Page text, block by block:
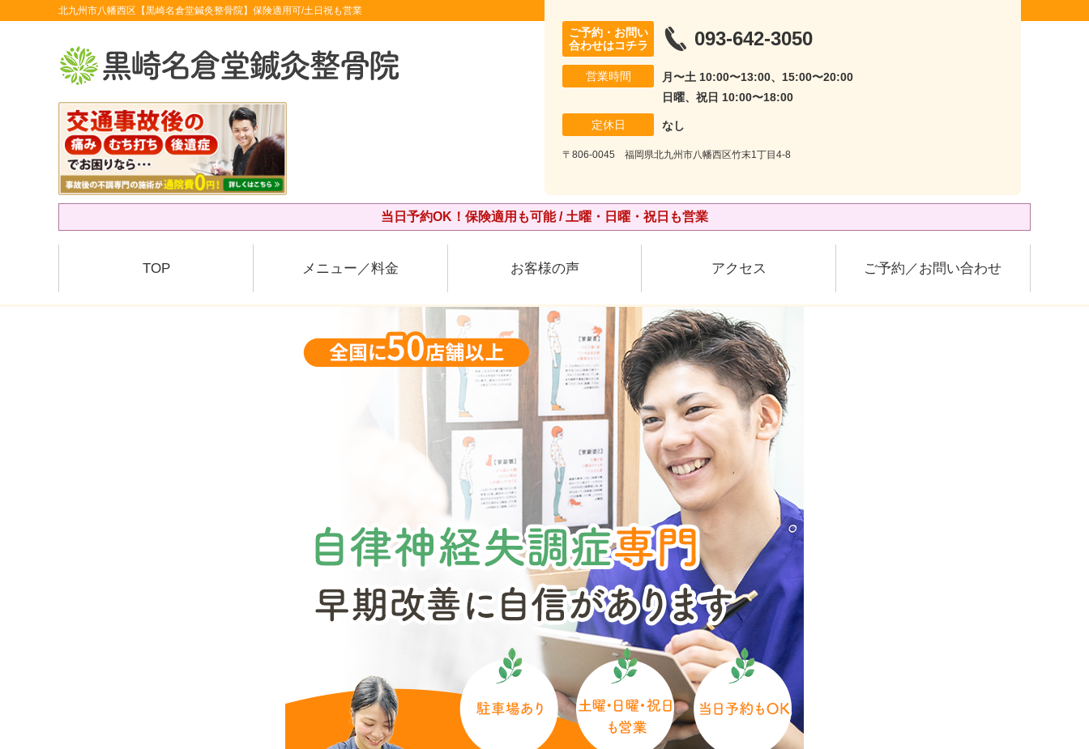
北九州市八幡西区【黒崎名倉堂鍼灸整骨院】保険適用可/土日祝も営業
ご予約・お問い
合わせはコチラ
093-642-3050
営業時間
月〜土 10:00〜13:00、15:00〜20:00
日曜、祝日 10:00〜18:00
定休日 なし
〒806-0045 福岡県北九州市八幡西区竹末1丁目4-8
当日予約OK！保険適用も可能 / 土曜・日曜・祝日も営業
TOP メニュー／料金 お客様の声 アクセス ご予約／お問い合わせ